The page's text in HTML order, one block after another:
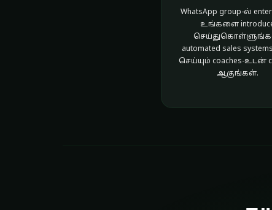
WhatsApp group-ல்
உங்களை
automated sales
செய்யும் coaches-உடன்
ஆகுங்கள்.